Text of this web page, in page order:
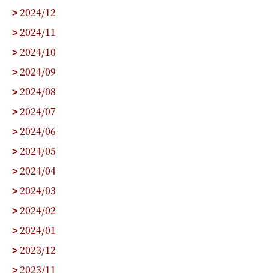
> 2024/12
> 2024/11
> 2024/10
> 2024/09
> 2024/08
> 2024/07
> 2024/06
> 2024/05
> 2024/04
> 2024/03
> 2024/02
> 2024/01
> 2023/12
> 2023/11